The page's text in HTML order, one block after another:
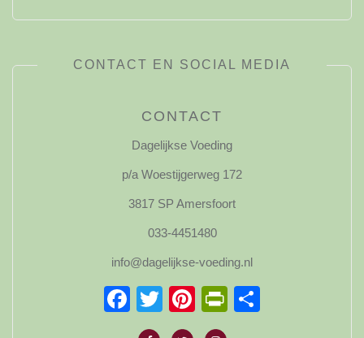
CONTACT EN SOCIAL MEDIA
CONTACT
Dagelijkse Voeding
p/a Woestijgerweg 172
3817 SP Amersfoort
033-4451480
info@dagelijkse-voeding.nl
Facebook
TwitterPinterest